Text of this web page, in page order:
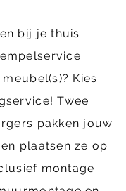
bij je thuis
Kies
Twee
pakken jouw
plaatsen ze op
montage